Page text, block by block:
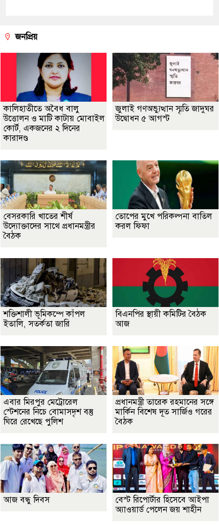
জনপ্রিয়
কালিহাতীতে অবৈধ বালু
উত্তোলন ও মাটি কাটায় মোবাইল
কোর্ট, একজনের ২ দিনের
কারাদণ্ড
জুলাই গণঅভ্যুত্থান স্মৃতি জাদুঘর
উদ্বোধন ৫ আগস্ট
বেসরকারি খাতের শীর্ষ
উদ্যোক্তাদের সাথে প্রধানমন্ত্রীর
বৈঠক
তোপের মুখে পরিকল্পনা বাতিল
করল ফিফা
শক্তিশালী ভূমিকম্পে কাঁপল
ইতালি, সতর্কতা জারি
বিএনপির স্থায়ী কমিটির বৈঠক
আজ
এবার মিরপুর মেট্রোরেল
স্টেশনের নিচে বোমাসদৃশ বস্তু
ঘিরে রেখেছে পুলিশ
প্রধানমন্ত্রী তারেক রহমানের সঙ্গে
মার্কিন বিশেষ দূত সার্জিও গরের
বৈঠক
আজ বন্ধু দিবস
বেস্ট রিপোর্টার হিসেবে আইপা
অ্যাওয়ার্ড পেলেন জয় শাহীন